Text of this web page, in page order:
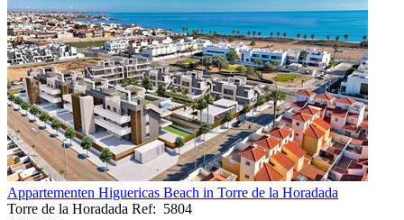
Appartementen Higuericas Beach in Torre de la Horadada
Torre de la Horadada Ref: 5804